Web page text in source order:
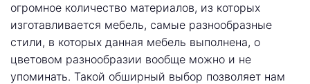
огромное количество материалов, из которых
изготавливается мебель, самые разнообразные
стили, в которых данная мебель выполнена, о
цветовом разнообразии вообще можно и не
упоминать. Такой обширный выбор позволяет нам